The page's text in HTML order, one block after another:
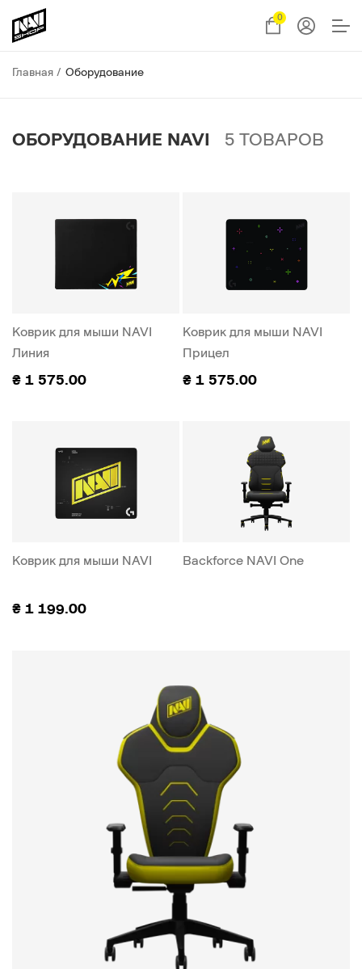
0
Главная Оборудование
ОБОРУДОВАНИЕ NAVI 5 ТОВАРОВ
Коврик для мыши NAVI
Линия
₴ 1 575.00
Коврик для мыши NAVI
Прицел
₴ 1 575.00
Коврик для мыши NAVI
₴ 1 199.00
Backforce NAVI One